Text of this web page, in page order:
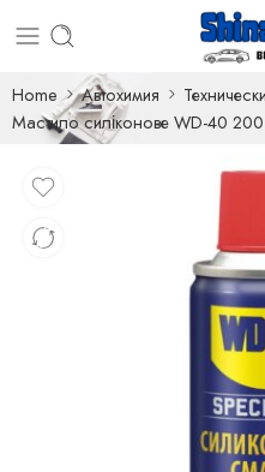
Home Автохимия
Мастило силіконове WD-40